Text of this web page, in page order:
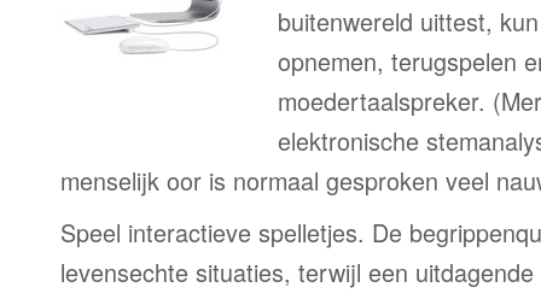
buitenwereld uittest,
opnemen, terugspelen
moedertaalspreker.
elektronische
menselijk oor is normaal gesproken veel
Speel interactieve spelletjes. De
levensechte situaties, terwijl een